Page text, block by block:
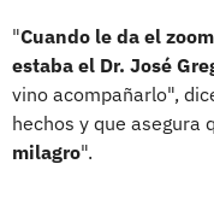
"Cuando le da el
estaba el Dr. José
vino acompañarlo",
hechos y que asegura
milagro".